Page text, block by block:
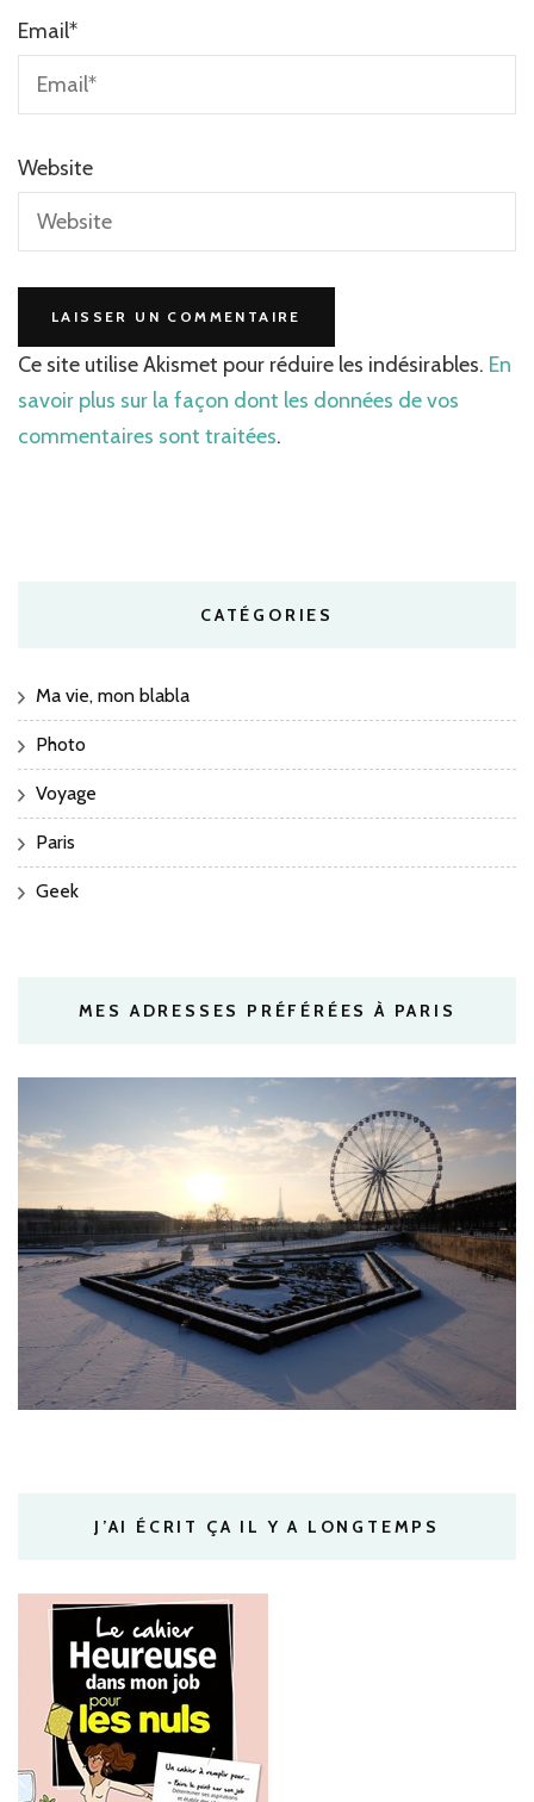
Email*
Website
Ce site utilise Akismet pour réduire les indésirables. En
savoir plus sur la façon dont les données de vos
commentaires sont traitées.
CATÉGORIES
Ma vie, mon blabla
Photo
Voyage
Paris
Geek
MES ADRESSES PRÉFÉRÉES À PARIS
J’AI ÉCRIT ÇA IL Y A LONGTEMPS